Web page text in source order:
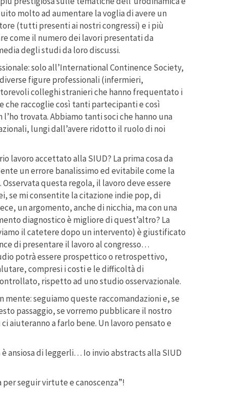
molto ad aumentare la voglia di avere un
(tutti presenti ai nostri congressi) e i più
come il numero dei lavori presentati da
degli studi da loro discussi.
solo all’International Continence Society,
figure professionali (infermieri,
colleghi stranieri che hanno frequentato i
che raccoglie così tanti partecipanti e così
trovata. Abbiamo tanti soci che hanno una
lungi dall’avere ridotto il ruolo di noi
lavoro accettato alla SIUD? La prima cosa da
un errore banalissimo ed evitabile come la
questa regola, il lavoro deve essere
se mi consentite la citazione indie pop, di
un argomento, anche di nicchia, ma con una
diagnostico è migliore di quest’altro? La
il catetere dopo un intervento) è giustificato
di presentare il lavoro al congresso…
potrà essere prospettico o retrospettivo,
compresi i costi e le difficoltà di
rispetto ad uno studio osservazionale.
seguiamo queste raccomandazioni e, se
passaggio, se vorremo pubblicare il nostro
aiuteranno a farlo bene. Un lavoro pensato e
ansiosa di leggerli… Io invio abstracts alla SIUD
seguir virtute e canoscenza”!